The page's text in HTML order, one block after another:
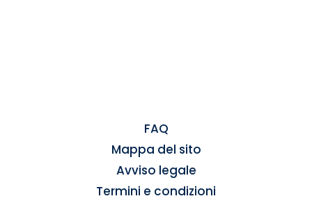
FAQ
Mappa del sito
Avviso legale
Termini e condizioni